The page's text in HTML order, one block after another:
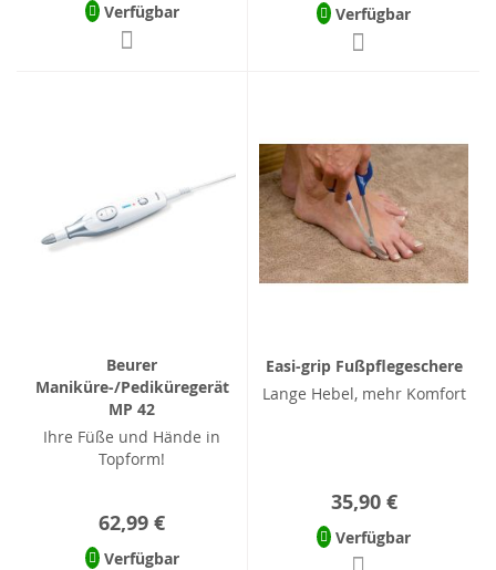
Verfügbar Verfügbar
Beurer
Maniküre-/Pediküregerät
MP 42
Ihre Füße und Hände in
Topform!
62,99 €
Verfügbar
Easi-grip Fußpflegeschere
Lange Hebel, mehr Komfort
35,90 €
Verfügbar